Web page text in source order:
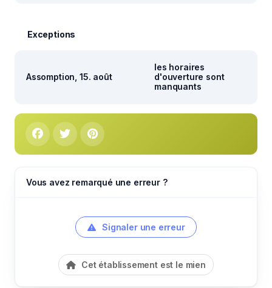
Exceptions
Assomption, 15. août
les horaires
d'ouverture sont
manquants
Vous avez remarqué une erreur ?
Signaler une erreur
Cet établissement est le mien